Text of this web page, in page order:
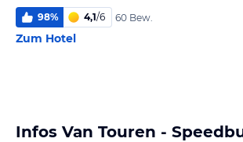
98% 4,1/6 60 Bew.
Zum Hotel
Infos Van Touren -